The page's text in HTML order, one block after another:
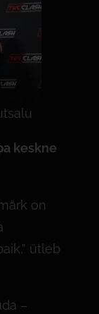
keskne
on
ütleb
–